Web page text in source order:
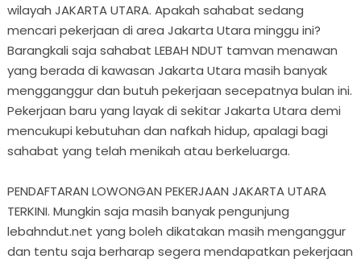
wilayah JAKARTA UTARA. Apakah sahabat sedang
mencari pekerjaan di area Jakarta Utara minggu ini?
Barangkali saja sahabat LEBAH NDUT tamvan menawan
yang berada di kawasan Jakarta Utara masih banyak
mengganggur dan butuh pekerjaan secepatnya bulan ini.
Pekerjaan baru yang layak di sekitar Jakarta Utara demi
mencukupi kebutuhan dan nafkah hidup, apalagi bagi
sahabat yang telah menikah atau berkeluarga.
PENDAFTARAN LOWONGAN PEKERJAAN JAKARTA UTARA
TERKINI. Mungkin saja masih banyak pengunjung
lebahndut.net yang boleh dikatakan masih menganggur
dan tentu saja berharap segera mendapatkan pekerjaan